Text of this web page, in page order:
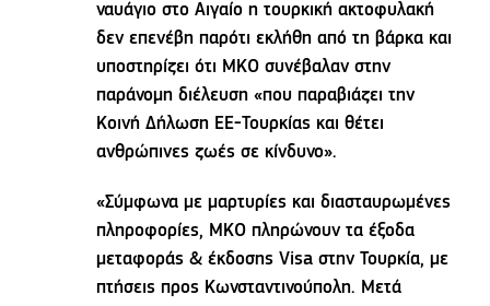
ναυάγιο στο Αιγαίο η τουρκική ακτοφυλακή
δεν επενέβη παρότι εκλήθη από τη βάρκα και
υποστηρίζει ότι ΜΚΟ συνέβαλαν στην
παράνομη διέλευση «που παραβιάζει την
Κοινή Δήλωση ΕΕ-Τουρκίας και θέτει
ανθρώπινες ζωές σε κίνδυνο».
«Σύμφωνα με μαρτυρίες και διασταυρωμένες
πληροφορίες, ΜΚΟ πληρώνουν τα έξοδα
μεταφοράς & έκδοσης Visa στην Τουρκία, με
πτήσεις προς Κωνσταντινούπολη. Μετά